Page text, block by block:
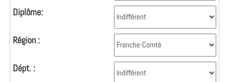
Diplôme:
Région :
Dépt. :